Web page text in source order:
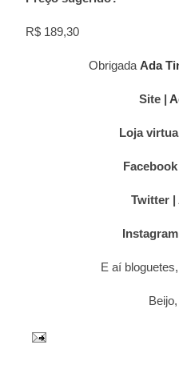
R$ 189,30
ObrigadaAda
Site |
Loja
Facebook
Twitter |
E aí